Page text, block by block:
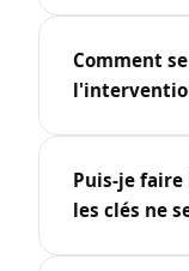
Comment
Puis-je
les clés ne